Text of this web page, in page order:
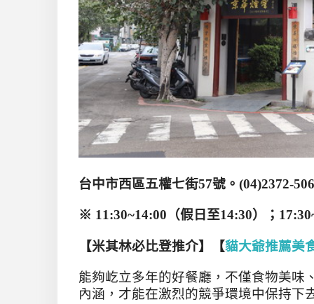
台中市西區五權七街57號。 (04)2372-
※ 11:30~14:00 （假日至14:30）；
【米其林必比登推介】【貓大爺推薦美
能夠屹立多年的好餐廳，不僅食物美味
內涵，才能在激烈的競爭環境中保持下